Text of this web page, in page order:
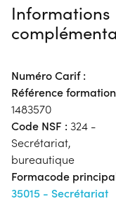
Informations
Numéro Carif :
Référence
1483570
Code NSF : 324 -
Secrétariat,
bureautique
Formacode
35015 - Secrétariat